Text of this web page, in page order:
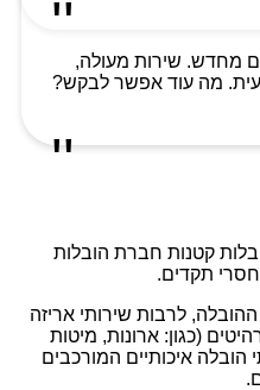
מחדש. שירות מעולה,
מה עוד אפשר לבקש?
קטנות חברת הובלות
חסרי תקדים.
לרבות שירותי אריזה
(כגון: ארונות, מיטות
הובלה איכותיים המורכבים